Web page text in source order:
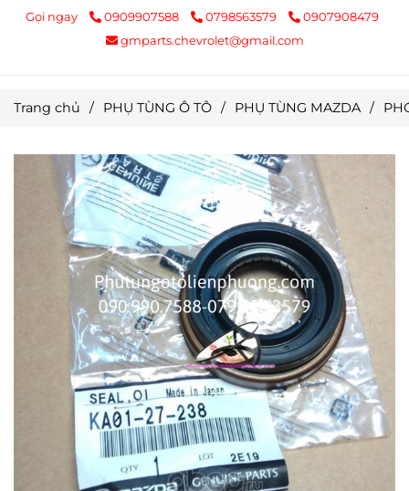
Gọi ngay 0909907588 0798563579
0907908479
gmparts.chevrolet@gmail.com
Trang chủ / PHỤ TÙNG Ô TÔ / PHỤ TÙNG MAZDA /